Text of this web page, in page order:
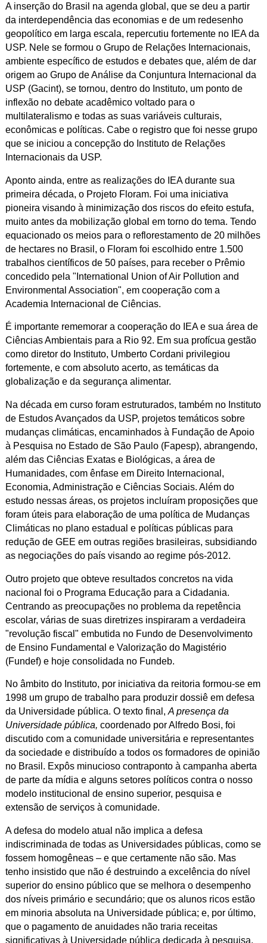
A inserção do Brasil na agenda global, que se deu a partir
da interdependência das economias e de um redesenho
geopolítico em larga escala, repercutiu fortemente no IEA da
USP. Nele se formou o Grupo de Relações Internacionais,
ambiente específico de estudos e debates que, além de dar
origem ao Grupo de Análise da Conjuntura Internacional da
USP (Gacint), se tornou, dentro do Instituto, um ponto de
inflexão no debate acadêmico voltado para o
multilateralismo e todas as suas variáveis culturais,
econômicas e políticas. Cabe o registro que foi nesse grupo
que se iniciou a concepção do Instituto de Relações
Internacionais da USP.
Aponto ainda, entre as realizações do IEA durante sua
primeira década, o Projeto Floram. Foi uma iniciativa
pioneira visando à minimização dos riscos do efeito estufa,
muito antes da mobilização global em torno do tema. Tendo
equacionado os meios para o reflorestamento de 20 milhões
de hectares no Brasil, o Floram foi escolhido entre 1.500
trabalhos científicos de 50 países, para receber o Prêmio
concedido pela "International Union of Air Pollution and
Environmental Association", em cooperação com a
Academia Internacional de Ciências.
É importante rememorar a cooperação do IEA e sua área de
Ciências Ambientais para a Rio 92. Em sua profícua gestão
como diretor do Instituto, Umberto Cordani privilegiou
fortemente, e com absoluto acerto, as temáticas da
globalização e da segurança alimentar.
Na década em curso foram estruturados, também no Instituto
de Estudos Avançados da USP, projetos temáticos sobre
mudanças climáticas, encaminhados à Fundação de Apoio
à Pesquisa no Estado de São Paulo (Fapesp), abrangendo,
além das Ciências Exatas e Biológicas, a área de
Humanidades, com ênfase em Direito Internacional,
Economia, Administração e Ciências Sociais. Além do
estudo nessas áreas, os projetos incluíram proposições que
foram úteis para elaboração de uma política de Mudanças
Climáticas no plano estadual e políticas públicas para
redução de GEE em outras regiões brasileiras, subsidiando
as negociações do país visando ao regime pós-2012.
Outro projeto que obteve resultados concretos na vida
nacional foi o Programa Educação para a Cidadania.
Centrando as preocupações no problema da repetência
escolar, várias de suas diretrizes inspiraram a verdadeira
"revolução fiscal" embutida no Fundo de Desenvolvimento
de Ensino Fundamental e Valorização do Magistério
(Fundef) e hoje consolidada no Fundeb.
No âmbito do Instituto, por iniciativa da reitoria formou-se em
1998 um grupo de trabalho para produzir dossiê em defesa
da Universidade pública. O texto final,A presença da
Universidade pública, coordenado por Alfredo Bosi, foi
discutido com a comunidade universitária e representantes
da sociedade e distribuído a todos os formadores de opinião
no Brasil. Expôs minucioso contraponto à campanha aberta
de parte da mídia e alguns setores políticos contra o nosso
modelo institucional de ensino superior, pesquisa e
extensão de serviços à comunidade.
A defesa do modelo atual não implica a defesa
indiscriminada de todas as Universidades públicas, como se
fossem homogêneas – e que certamente não são. Mas
tenho insistido que não é destruindo a excelência do nível
superior do ensino público que se melhora o desempenho
dos níveis primário e secundário; que os alunos ricos estão
em minoria absoluta na Universidade pública; e, por último,
que o pagamento de anuidades não traria receitas
significativas à Universidade pública dedicada à pesquisa,